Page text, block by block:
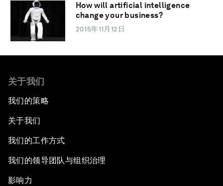
How will artificial intelligence
change your business?
2015年11月12日
关于我们
我们的策略
关于我们
我们的工作方式
我们的领导团队与组织治理
影响力